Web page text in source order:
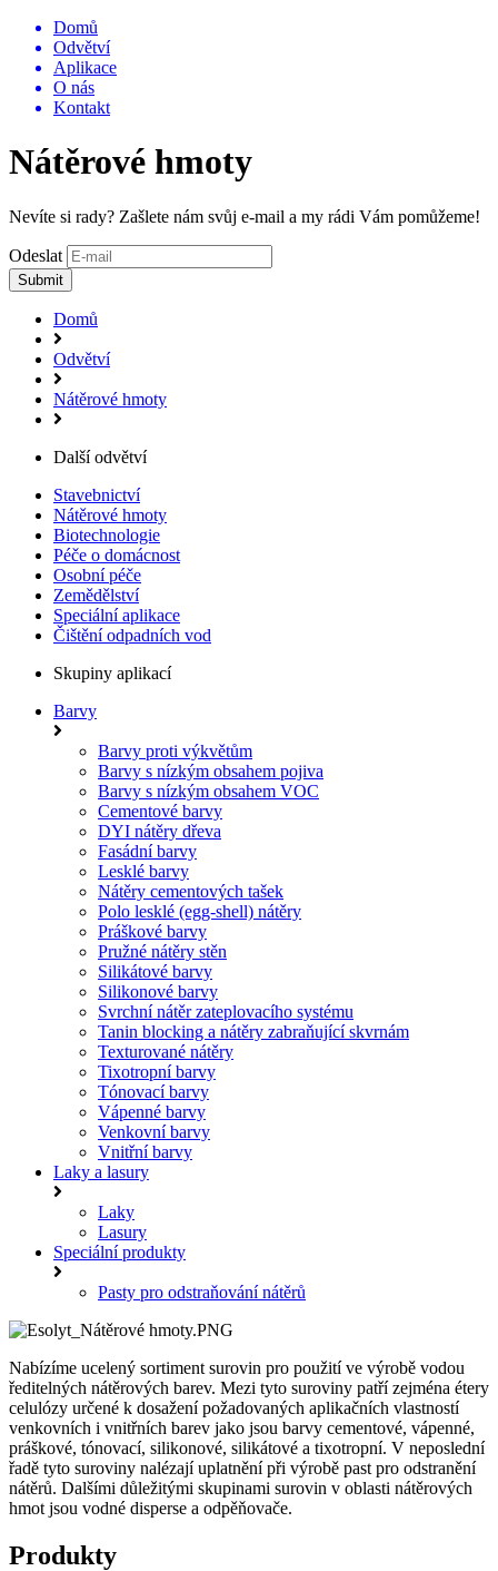
Domů
Odvětví
Aplikace
O nás
Kontakt
Nátěrové hmoty
Nevíte si rady? Zašlete nám svůj e-mail a my rádi Vám pomůžeme!
Odeslat
Submit
Domů
Odvětví
Nátěrové hmoty
Další odvětví
Stavebnictví
Nátěrové hmoty
Biotechnologie
Péče o domácnost
Osobní péče
Zemědělství
Speciální aplikace
Čištění odpadních vod
Skupiny aplikací
Barvy
Barvy proti výkvětům
Barvy s nízkým obsahem pojiva
Barvy s nízkým obsahem VOC
Cementové barvy
DYI nátěry dřeva
Fasádní barvy
Lesklé barvy
Nátěry cementových tašek
Polo lesklé (egg-shell) nátěry
Práškové barvy
Pružné nátěry stěn
Silikátové barvy
Silikonové barvy
Svrchní nátěr zateplovacího systému
Tanin blocking a nátěry zabraňující skvrnám
Texturované nátěry
Tixotropní barvy
Tónovací barvy
Vápenné barvy
Venkovní barvy
Vnitřní barvy
Laky a lasury
Laky
Lasury
Speciální produkty
Pasty pro odstraňování nátěrů
Nabízíme ucelený sortiment surovin pro použití ve výrobě vodou
ředitelných nátěrových barev. Mezi tyto suroviny patří zejména étery
celulózy určené k dosažení požadovaných aplikačních vlastností
venkovních i vnitřních barev jako jsou barvy cementové, vápenné,
práškové, tónovací, silikonové, silikátové a tixotropní. V neposlední
řadě tyto suroviny nalézají uplatnění při výrobě past pro odstranění
nátěrů. Dalšími důležitými skupinami surovin v oblasti nátěrových
hmot jsou vodné disperse a odpěňovače.
Produkty